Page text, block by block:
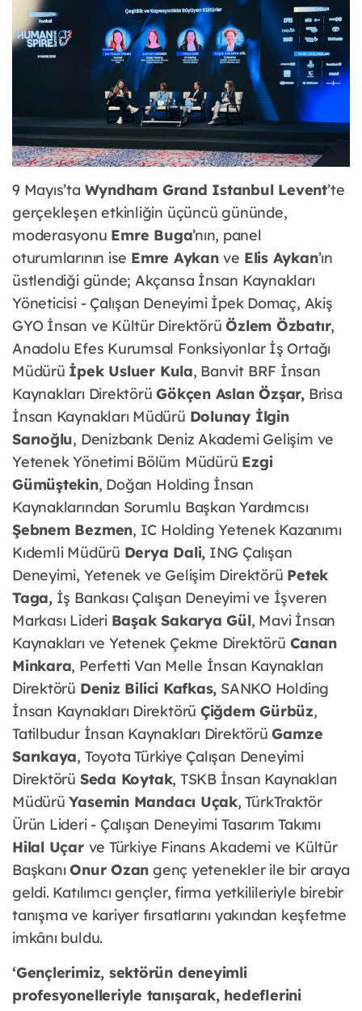
9 Mayıs’ta Wyndham Grand Istanbul Levent’te
gerçekleşen etkinliğin üçüncü gününde,
moderasyonu Emre Buga’nın, panel
oturumlarının ise Emre Aykanve Elis Aykan’ın
üstlendiği günde; Akçansa İnsan Kaynakları
Yöneticisi - Çalışan Deneyimi İpek Domaç, Akiş
GYO İnsan ve Kültür DirektörüÖzlem Özbatır,
Anadolu Efes Kurumsal Fonksiyonlar İş Ortağı
Müdürü İpek Usluer Kula, Banvit BRF İnsan
Kaynakları DirektörüGökçen Aslan Özşar, Brisa
İnsan Kaynakları Müdürü Dolunay İlgin
Sarıoğlu, Denizbank Deniz Akademi Gelişim ve
Yetenek Yönetimi Bölüm Müdürü Ezgi
Gümüştekin, Doğan Holding İnsan
Kaynaklarından Sorumlu Başkan Yardımcısı
Şebnem Bezmen, IC Holding Yetenek Kazanımı
Kıdemli Müdürü Derya Dali, ING Çalışan
Deneyimi, Yetenek ve Gelişim Direktörü Petek
Taga,İş Bankası Çalışan Deneyimi ve İşveren
Markası Lideri Başak Sakarya Gül, Mavi İnsan
Kaynakları ve Yetenek Çekme Direktörü Canan
Minkara, Perfetti Van Melle İnsan Kaynakları
Direktörü Deniz Bilici Kafkas, SANKO Holding
İnsan Kaynakları Direktörü Çiğdem Gürbüz,
Tatilbudur İnsan Kaynakları DirektörüGamze
Sarıkaya, Toyota Türkiye Çalışan Deneyimi
Direktörü Seda Koytak, TSKB İnsan Kaynakları
MüdürüYasemin Mandacı Uçak, TürkTraktör
Ürün Lideri - Çalışan Deneyimi Tasarım Takımı
Hilal Uçar ve Türkiye Finans Akademi ve Kültür
BaşkanıOnur Ozan genç yetenekler ile bir araya
geldi. Katılımcı gençler, firma yetkilileriyle birebir
tanışma ve kariyer fırsatlarını yakından keşfetme
imkânı buldu.
‘Gençlerimiz, sektörün deneyimli
profesyonelleriyle tanışarak, hedeflerini